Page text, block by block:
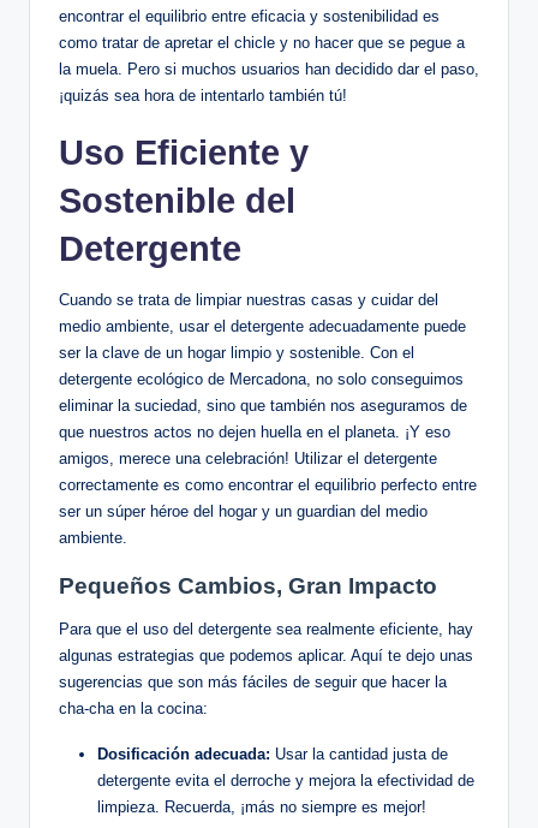
encontrar el equilibrio entre eficacia y sostenibilidad es
como tratar de apretar el chicle y no hacer que se pegue a
la muela. Pero si muchos usuarios han decidido dar el paso,
¡quizás sea hora de intentarlo también tú!
Uso Eficiente y
Sostenible del
Detergente
Cuando se trata de limpiar nuestras casas y cuidar del
medio ambiente, usar el detergente adecuadamente puede
ser la clave de un hogar limpio y sostenible. Con el
detergente ecológico de Mercadona, no solo conseguimos
eliminar la suciedad, sino que también nos aseguramos de
que nuestros actos no dejen huella en el planeta. ¡Y eso
amigos, merece una celebración! Utilizar el detergente
correctamente es como encontrar el equilibrio perfecto entre
ser un súper héroe del hogar y un guardian del medio
ambiente.
Pequeños Cambios, Gran Impacto
Para que el uso del detergente sea realmente eficiente, hay
algunas estrategias que podemos aplicar. Aquí te dejo unas
sugerencias que son más fáciles de seguir que hacer la
cha-cha en la cocina:
Dosificación adecuada: Usar la cantidad justa de
detergente evita el derroche y mejora la efectividad de
limpieza. Recuerda, ¡más no siempre es mejor!